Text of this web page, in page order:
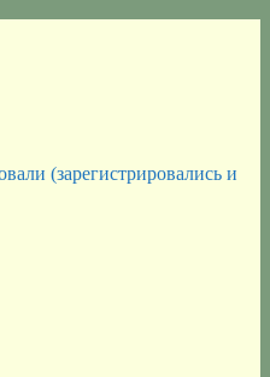
(зарегистрировались и